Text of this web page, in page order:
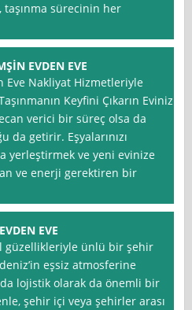
taşınma sürecinin her
EVDEN EVE
Eve Nakliyat Hizmetleriyle
Keyfini Çıkarın Evinizi
verici bir süreç olsa da
da getirir. Eşyalarınızı
yerleştirmek ve yeni evinize
ve enerji gerektiren bir
EVE
güzellikleriyle ünlü bir şehir
eşsiz atmosferine
lojistik olarak da önemli bir
şehir içi veya şehirler arası